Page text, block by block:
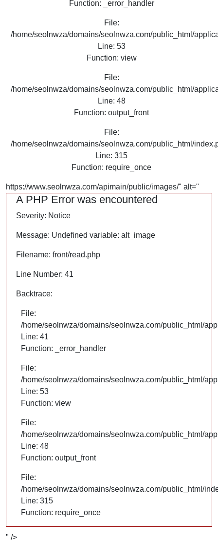
Function: _error_handler
File:
/home/seolnwza/domains/seolnwza.com/public_html/
Line: 53
Function: view
File:
/home/seolnwza/domains/seolnwza.com/public_html/
Line: 48
Function: output_front
File:
/home/seolnwza/domains/seolnwza.com/public_html/
Line: 315
Function: require_once
https://www.seolnwza.com/apimain/public/images/" alt="
A PHP Error was encountered
Severity: Notice
Message: Undefined variable: alt_image
Filename: front/read.php
Line Number: 41
Backtrace:
File:
/home/seolnwza/domains/seolnwza.com/public_html/
Line: 41
Function: _error_handler
File:
/home/seolnwza/domains/seolnwza.com/public_html/
Line: 53
Function: view
File:
/home/seolnwza/domains/seolnwza.com/public_html/
Line: 48
Function: output_front
File:
/home/seolnwza/domains/seolnwza.com/public_html/
Line: 315
Function: require_once
" />